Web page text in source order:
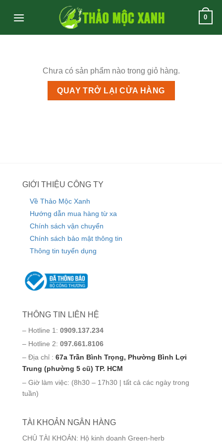
0
Chưa có sản phẩm nào trong giỏ hàng.
QUAY TRỞ LẠI CỬA HÀNG
GIỚI THIỆU CÔNG TY
Về Thảo Mộc Xanh
Hướng dẫn mua hàng từ xa
Chính sách vận chuyển
Chính sách bảo mật thông tin
Thông tin tuyển dụng
THÔNG TIN LIÊN HỆ
– Hotline 1: 0909.137.234
– Hotline 2: 097.661.8106
– Địa chỉ : 67a Trần Bình Trọng, Phường Bình Lợi
Trung (phường 5 cũ) TP. HCM
– Giờ làm việc: (8h30 – 17h30 | tất cả các ngày trong
tuần)
TÀI KHOẢN NGÂN HÀNG
CHỦ TÀI KHOẢN: Hộ kinh doanh Green-herb